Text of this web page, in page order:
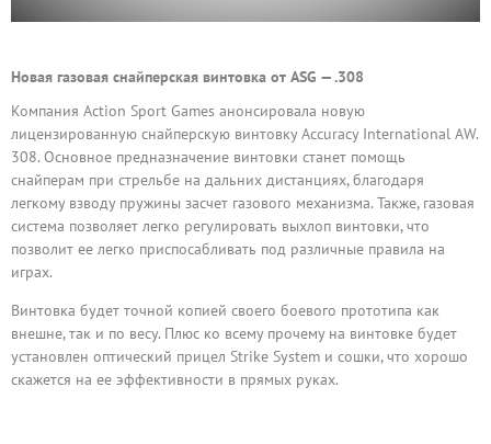
Новая газовая снайперская винтовка от ASG — .308
Компания Action Sport Games анонсировала новую
лицензированную снайперскую винтовку Accuracy International AW.
308. Основное предназначение винтовки станет помощь
снайперам при стрельбе на дальних дистанциях, благодаря
легкому взводу пружины засчет газового механизма. Также, газовая
система позволяет легко регулировать выхлоп винтовки, что
позволит ее легко приспосабливать под различные правила на
играх.
Винтовка будет точной копией своего боевого прототипа как
внешне, так и по весу. Плюс ко всему прочему на винтовке будет
установлен оптический прицел Strike System и сошки, что хорошо
скажется на ее эффективности в прямых руках.